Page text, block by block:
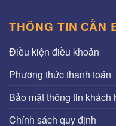
THÔNG TIN CẦN
Điều kiện điều khoản
Phương thức thanh toán
Bảo mật thông tin khách
Chính sách quy định